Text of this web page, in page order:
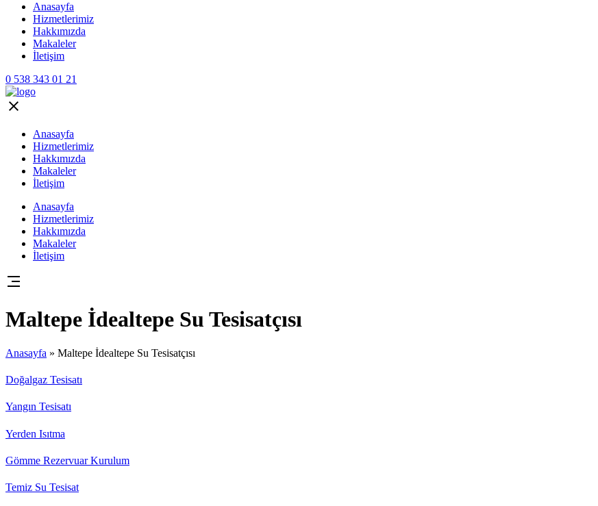
Anasayfa
Hizmetlerimiz
Hakkımızda
Makaleler
İletişim
0 538 343 01 21
Anasayfa
Hizmetlerimiz
Hakkımızda
Makaleler
İletişim
Anasayfa
Hizmetlerimiz
Hakkımızda
Makaleler
İletişim
Maltepe İdealtepe Su Tesisatçısı
Anasayfa » Maltepe İdealtepe Su Tesisatçısı
Doğalgaz Tesisatı
Yangın Tesisatı
Yerden Isıtma
Gömme Rezervuar Kurulum
Temiz Su Tesisat